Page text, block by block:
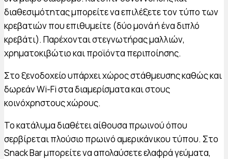
διαθεσιμότητας μπορείτε να επιλέξετε τον τύπο των
κρεβατιών που επιθυμείτε (δύο μονά ή ένα διπλό
κρεβάτι). Παρέχονται στεγνωτήρας μαλλιών,
χρηματοκιβώτιο και προϊόντα περιποίησης.
Στο ξενοδοχείο υπάρχει χώρος στάθμευσης καθώς και
δωρεάν Wi-Fi στα διαμερίσματα και στους
κοινόχρηστους χώρους.
Το κατάλυμα διαθέτει αίθουσα πρωινού όπου
σερβίρεται πλούσιο πρωινό αμερικάνικου τύπου. Στο
Snack Bar μπορείτε να απολαύσετε ελαφρά γεύματα,